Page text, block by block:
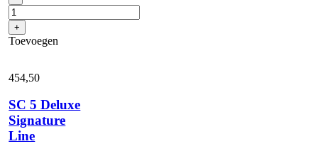
4
EasyFix
Plus
aantal
+
Toevoegen
454,50
SC 5 Deluxe
Signature
Line